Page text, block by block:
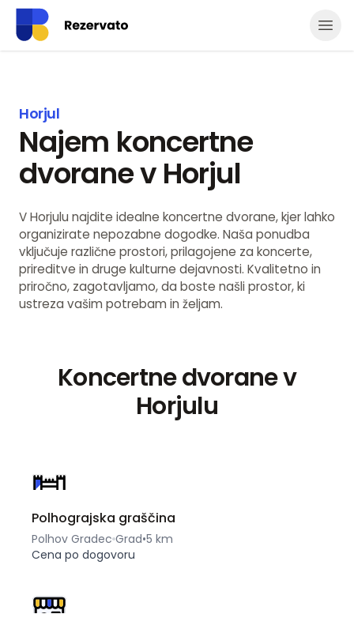
Horjul
Najem koncertne
dvorane v Horjul
V Horjulu najdite idealne koncertne dvorane, kjer lahko
organizirate nepozabne dogodke. Naša ponudba
vključuje različne prostori, prilagojene za koncerte,
prireditve in druge kulturne dejavnosti. Kvalitetno in
priročno, zagotavljamo, da boste našli prostor, ki
ustreza vašim potrebam in željam.
Koncertne dvorane v
Horjulu
Polhograjska graščina
Polhov Gradec Grad•5 km
Cena po dogovoru